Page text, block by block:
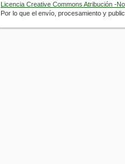
Licencia Creative Commons Atribución -
Por lo que el envío, procesamiento y